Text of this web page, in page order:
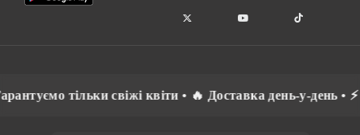
тільки свіжі квіти • 🔥 Доставка день-у-день • ⚡